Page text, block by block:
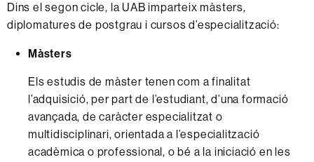
Dins el segon cicle, la UAB imparteix màsters,
diplomatures de postgrau i cursos d’especialització:
Màsters
Els estudis de màster tenen com a finalitat
l’adquisició, per part de l’estudiant, d’una formació
avançada, de caràcter especialitzat o
multidisciplinari, orientada a l’especialització
acadèmica o professional, o bé a la iniciació en les